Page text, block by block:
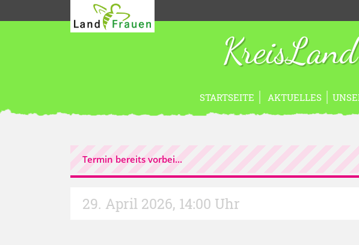
STARTSEITE AKTUELLES
Termin bereits vorbei...
29. April 2026, 14:00 Uhr